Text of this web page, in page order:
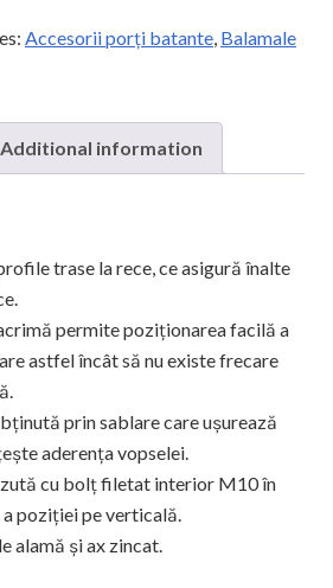
Accesorii porți batante, Balamale
Additional information
trase la rece, ce asigură înalte
permite poziționarea facilă a
astfel încât să nu existe frecare
prin sablare care ușurează
aderența vopselei.
cu bolț filetat interior M10 în
poziției pe verticală.
alamă și ax zincat.